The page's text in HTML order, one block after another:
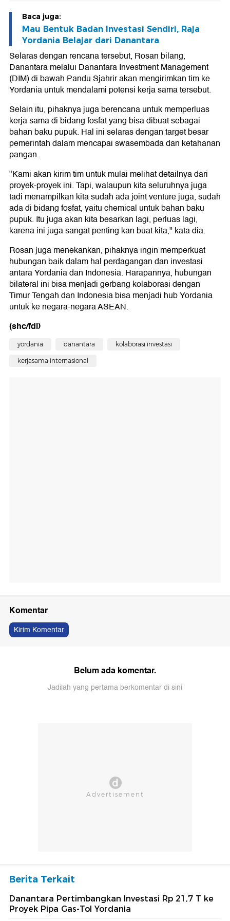
Baca juga:
Mau Bentuk Badan Investasi Sendiri, Raja
Yordania Belajar dari Danantara
Selaras dengan rencana tersebut, Rosan bilang,
Danantara melalui Danantara Investment Management
(DIM) di bawah Pandu Sjahrir akan mengirimkan tim ke
Yordania untuk mendalami potensi kerja sama tersebut.
Selain itu, pihaknya juga berencana untuk memperluas
kerja sama di bidang fosfat yang bisa dibuat sebagai
bahan baku pupuk. Hal ini selaras dengan target besar
pemerintah dalam mencapai swasembada dan ketahanan
pangan.
"Kami akan kirim tim untuk mulai melihat detailnya dari
proyek-proyek ini. Tapi, walaupun kita seluruhnya juga
tadi menampilkan kita sudah ada joint venture juga, sudah
ada di bidang fosfat, yaitu chemical untuk bahan baku
pupuk. Itu juga akan kita besarkan lagi, perluas lagi,
karena ini juga sangat penting kan buat kita," kata dia.
Rosan juga menekankan, pihaknya ingin memperkuat
hubungan baik dalam hal perdagangan dan investasi
antara Yordania dan Indonesia. Harapannya, hubungan
bilateral ini bisa menjadi gerbang kolaborasi dengan
Timur Tengah dan Indonesia bisa menjadi hub Yordania
untuk ke negara-negara ASEAN.
(shc/fdl)
yordania danantara kolaborasi investasi
kerjasama internasional
Komentar
Kirim Komentar
Belum ada komentar.
Jadilah yang pertama berkomentar di sini
Berita Terkait
Danantara Pertimbangkan Investasi Rp 21,7 T ke
Proyek Pipa Gas-Tol Yordania